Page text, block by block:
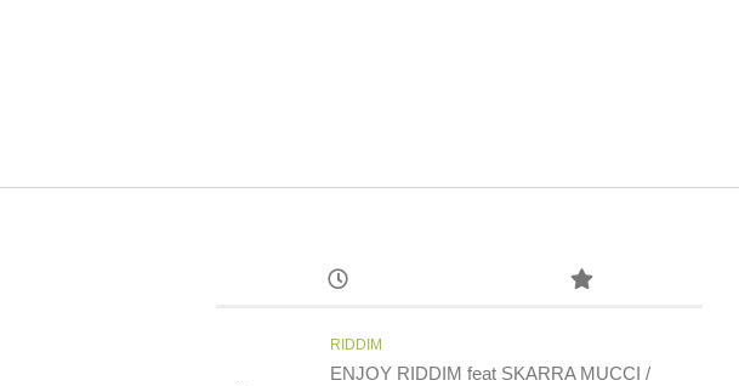
RIDDIM
ENJOY RIDDIM feat SKARRA MUCCI /